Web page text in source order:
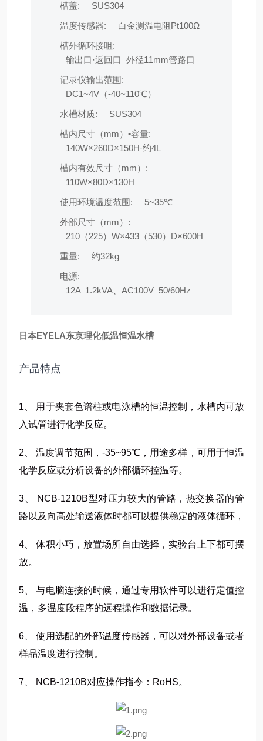
槽盖:
SUS304
温度传感器:
白金测温电阻Pt100Ω
槽外循环接咀:
输出口·返回口 外径11mm管路口
记录仪输出范围:
DC1~4V（-40~110℃）
水槽材质:
SUS304
槽内尺寸（mm）•容量:
140W×260D×150H·约4L
槽内有效尺寸（mm）:
110W×80D×130H
使用环境温度范围:
5~35℃
外部尺寸（mm）:
210（225）W×433（530）D×600H
重量:
约32kg
电源:
12A 1.2kVA、AC100V 50/60Hz
日本EYELA东京理化低温恒温水槽
产品特点
1、 用于夹套色谱柱或电泳槽的恒温控制，水槽内可放
入试管进行化学反应。
2、 温度调节范围，-35~95℃，用途多样，可用于恒温
化学反应或分析设备的外部循环控温等。
3、 NCB-1210B型对压力较大的管路，热交换器的管
路以及向高处输送液体时都可以提供稳定的液体循环，
4、 体积小巧，放置场所自由选择，实验台上下都可摆
放。
5、 与电脑连接的时候，通过专用软件可以进行定值控
温，多温度段程序的远程操作和数据记录。
6、 使用选配的外部温度传感器，可以对外部设备或者
样品温度进行控制。
7、 NCB-1210B对应操作指令：RoHS。